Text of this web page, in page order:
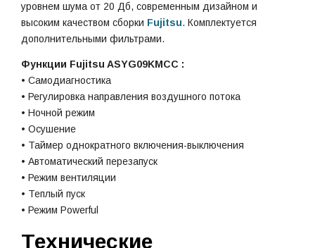
уровнем шума от 20 Дб, современным дизайном и
высоким качеством сборки Fujitsu. Комплектуется
дополнительными фильтрами.
Функции Fujitsu ASYG09KMCC :
• Самодиагностика
• Регулировка направления воздушного потока
• Ночной режим
• Осушение
• Таймер однократного включения-выключения
• Автоматический перезапуск
• Режим вентиляции
• Теплый пуск
• Режим Powerful
Технические